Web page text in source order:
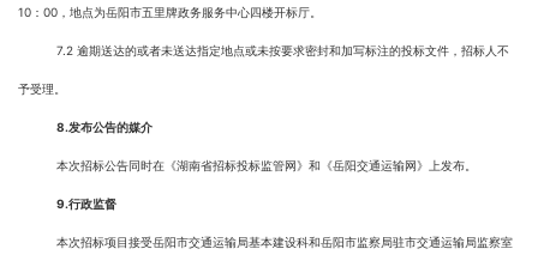
10：00，地点为岳阳市五里牌政务服务中心四楼开标厅。
7.2 逾期送达的或者未送达指定地点或未按要求密封和加写标注的投标文件，招标人不
予受理。
8.发布公告的媒介
本次招标公告同时在《湖南省招标投标监管网》和《岳阳交通运输网》上发布。
9.行政监督
本次招标项目接受岳阳市交通运输局基本建设科和岳阳市监察局驻市交通运输局监察室